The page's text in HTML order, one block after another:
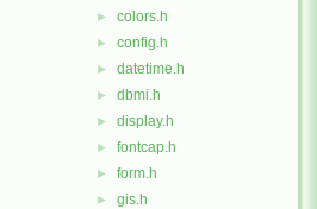
► colors.h
► config.h
► datetime.h
► dbmi.h
► display.h
► fontcap.h
► form.h
► gis.h